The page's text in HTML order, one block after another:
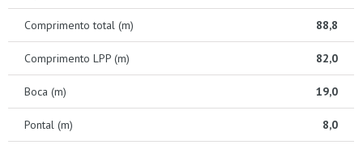
Comprimento total (m) 88,8
Comprimento LPP (m) 82,0
Boca (m) 19,0
Pontal (m) 8,0